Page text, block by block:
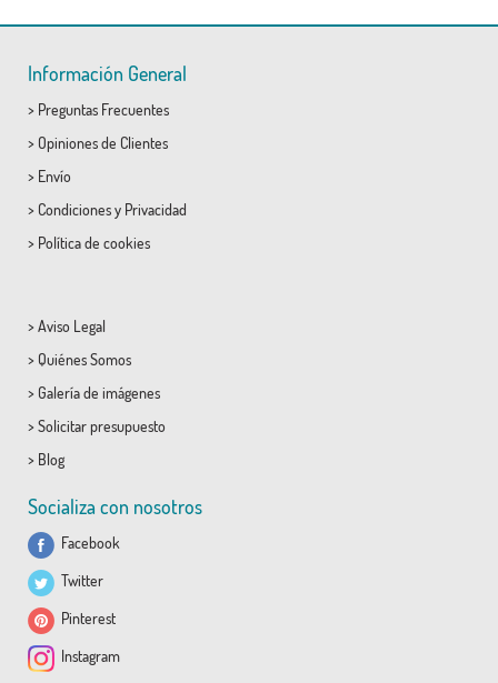
Información General
> Preguntas Frecuentes
> Opiniones de Clientes
> Envío
> Condicionesy Privacidad
> Política de cookies
> Aviso Legal
> Quiénes Somos
> Galería de imágenes
> Solicitar presupuesto
> Blog
Socializa con nosotros
Facebook
Twitter
Pinterest
Instagram